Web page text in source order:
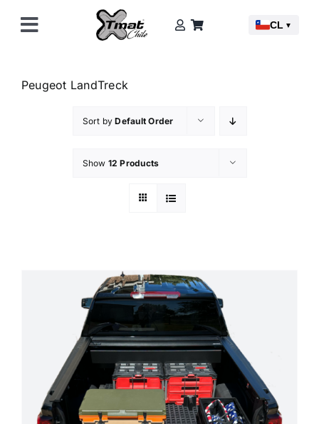
Toggle
CL ▼
Peugeot LandTreck
Sort byDefault Order
Show 12 Products